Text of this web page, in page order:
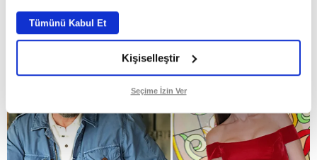
Tümünü Kabul Et
Kişiselleştir
Seçime İzin Ver